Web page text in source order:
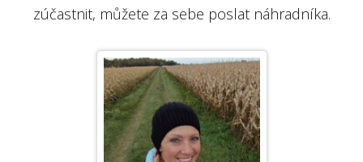
zúčastnit, můžete za sebe poslat náhradníka.